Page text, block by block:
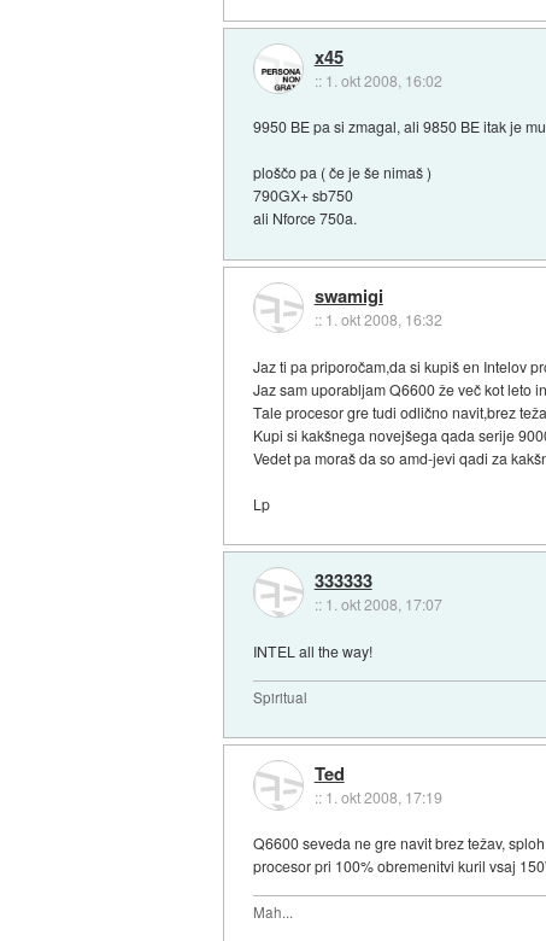
x45
:: 1. okt 2008, 16:02
9950 BE pa si zmagal, ali 9850 BE itak je
ploščo pa ( če je še nimaš )
790GX+ sb750
ali Nforce 750a.
swamigi
:: 1. okt 2008, 16:32
Jaz ti pa priporočam,da si kupiš en Intelov
Jaz sam uporabljam Q6600 že več kot leto
Tale procesor gre tudi odlično navit,brez
Kupi si kakšnega novejšega qada serije
Vedet pa moraš da so amd-jevi qadi za
Lp
333333
:: 1. okt 2008, 17:07
INTEL all the way!
Spiritual
Ted
:: 1. okt 2008, 17:19
Q6600 seveda ne gre navit brez težav,
procesor pri 100% obremenitvi kuril vsaj
Mah...